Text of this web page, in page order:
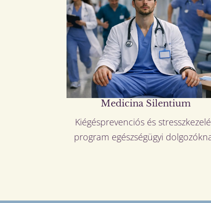
Medicina Silentium
Kiégésprevenciós és
program egészségügyi